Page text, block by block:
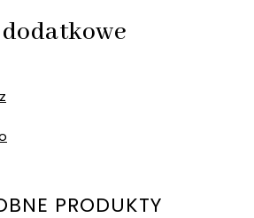
PRODUKTY